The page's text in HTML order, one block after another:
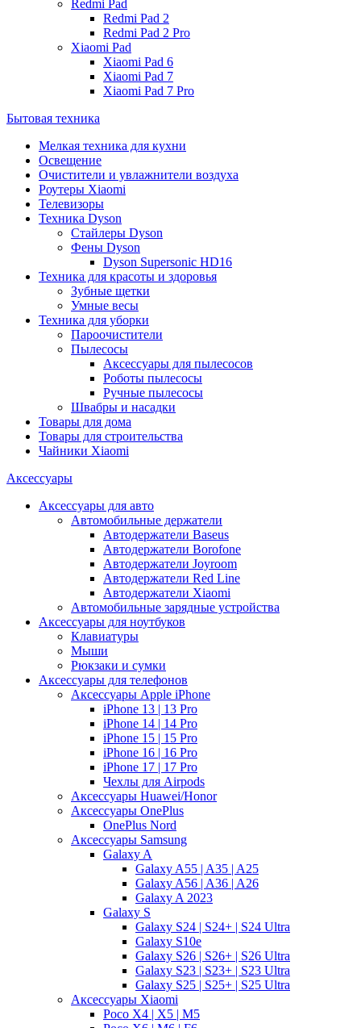
Redmi Pad
Redmi Pad 2
Redmi Pad 2 Pro
Xiaomi Pad
Xiaomi Pad 6
Xiaomi Pad 7
Xiaomi Pad 7 Pro
Бытовая техника
Мелкая техника для кухни
Освещение
Очистители и увлажнители воздуха
Роутеры Xiaomi
Телевизоры
Техника Dyson
Стайлеры Dyson
Фены Dyson
Dyson Supersonic HD16
Техника для красоты и здоровья
Зубные щетки
Умные весы
Техника для уборки
Пароочистители
Пылесосы
Аксессуары для пылесосов
Роботы пылесосы
Ручные пылесосы
Швабры и насадки
Товары для дома
Товары для строительства
Чайники Xiaomi
Аксессуары
Аксессуары для авто
Автомобильные держатели
Автодержатели Baseus
Автодержатели Borofone
Автодержатели Joyroom
Автодержатели Red Line
Автодержатели Xiaomi
Автомобильные зарядные устройства
Аксессуары для ноутбуков
Клавиатуры
Мыши
Рюкзаки и сумки
Аксессуары для телефонов
Аксессуары Apple iPhone
iPhone 13 | 13 Pro
iPhone 14 | 14 Pro
iPhone 15 | 15 Pro
iPhone 16 | 16 Pro
iPhone 17 | 17 Pro
Чехлы для Airpods
Аксессуары Huawei/Honor
Аксессуары OnePlus
OnePlus Nord
Аксессуары Samsung
Galaxy A
Galaxy A55 | A35 | A25
Galaxy A56 | A36 | A26
Galaxy A 2023
Galaxy S
Galaxy S24 | S24+ | S24 Ultra
Galaxy S10e
Galaxy S26 | S26+ | S26 Ultra
Galaxy S23 | S23+ | S23 Ultra
Galaxy S25 | S25+ | S25 Ultra
Аксессуары Xiaomi
Poco X4 | X5 | M5